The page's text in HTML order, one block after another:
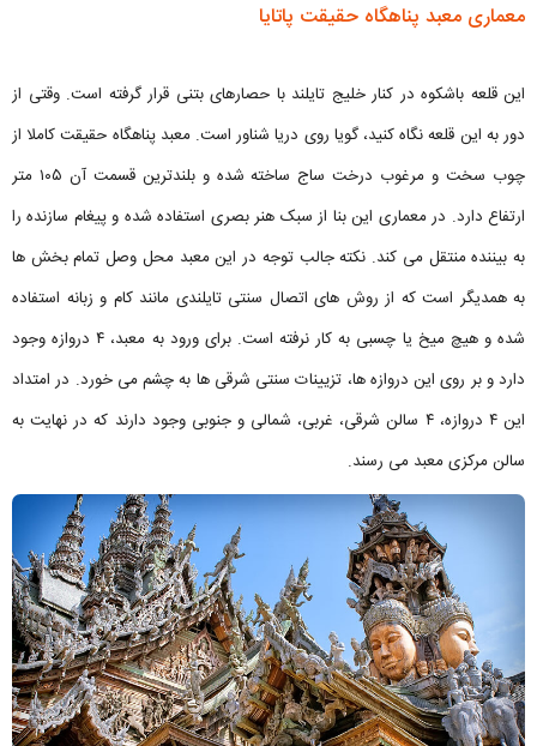
معماری معبد پناهگاه حقیقت پاتایا
این قلعه باشکوه در کنار خلیج تایلند با حصارهای بتنی قرار گرفته است. وقتی از
دور به این قلعه نگاه کنید، گویا روی دریا شناور است. معبد پناهگاه حقیقت کاملا از
چوب سخت و مرغوب درخت ساج ساخته شده و بلندترین قسمت آن ۱۰۵ متر
ارتفاع دارد. در معماری این بنا از سبک هنر بصری استفاده شده و پیغام سازنده را
به بیننده منتقل می کند. نکته جالب توجه در این معبد محل وصل تمام بخش ها
به همدیگر است که از روش های اتصال سنتی تایلندی مانند کام و زبانه استفاده
شده و هیچ میخ یا چسبی به کار نرفته است. برای ورود به معبد، ۴ دروازه وجود
دارد و بر روی این دروازه ها، تزیینات سنتی شرقی ها به چشم می خورد. در امتداد
این ۴ دروازه، ۴ سالن شرقی، غربی، شمالی و جنوبی وجود دارند که در نهایت به
سالن مرکزی معبد می رسند.